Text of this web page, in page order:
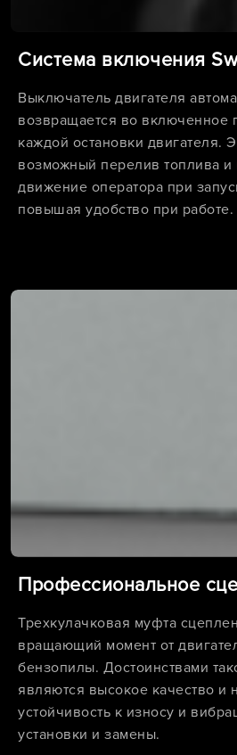
Система включения
Выключатель двигателя
возвращается во включенное
каждой остановки двигателя.
возможный перелив топлива
движение оператора при
повышая удобство при работе.
Профессиональное
Трехкулачковая муфта
вращающий момент от
бензопилы. Достоинствами
являются высокое качество и
устойчивость к износу и
установки и замены.